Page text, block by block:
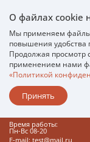
О файлах cookie
Мы применяем файлы
повышения
Продолжая просмотр
применением нами
«Политикой
Принять
Время работы:
Пн-Вс 08-20
E-mail: test@mail.ru